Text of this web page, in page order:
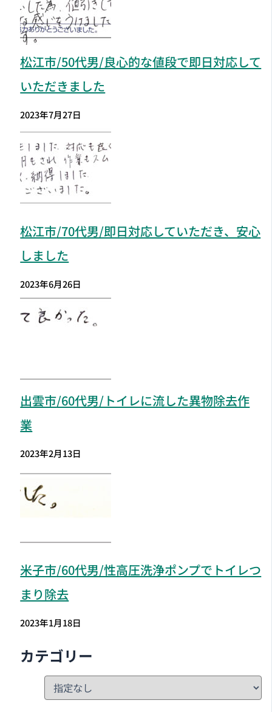
松江市/50代男/良心的な値段で即日対応して
いただきました
2023年7月27日
松江市/70代男/即日対応していただき、安心
しました
2023年6月26日
出雲市/60代男/トイレに流した異物除去作
業
2023年2月13日
米子市/60代男/性高圧洗浄ポンプでトイレつ
まり除去
2023年1月18日
カテゴリー